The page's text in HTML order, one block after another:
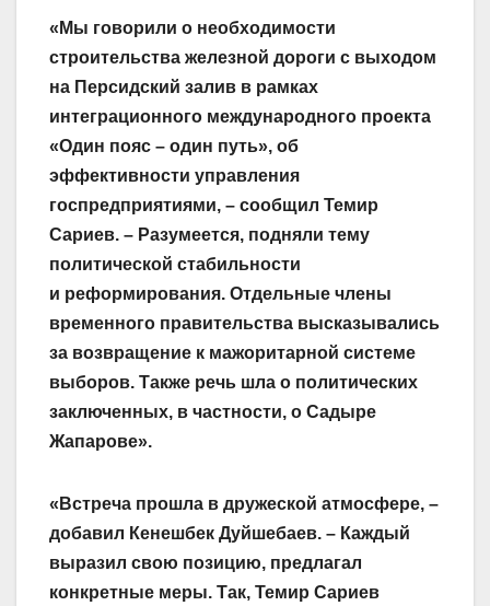
«Мы говорили о необходимости
строительства железной дороги с выходом
на Персид­ский залив в рамках
интеграционного международного проекта
«Один пояс – один путь», об
эффективности управления
госпредприятиями, – сообщил Темир
Сариев. – Разумеется, подняли тему
политической стабильности
и реформирования. Отдельные члены
временного правительства высказывались
за возвращение к мажоритарной системе
выборов. Также речь шла о политических
заключенных, в частности, о Садыре
Жапарове».
«Встреча прошла в дружеской атмосфере, –
добавил Кенешбек Дуйшебаев. – Каждый
выразил свою позицию, предлагал
конкретные меры. Так, Темир Сариев